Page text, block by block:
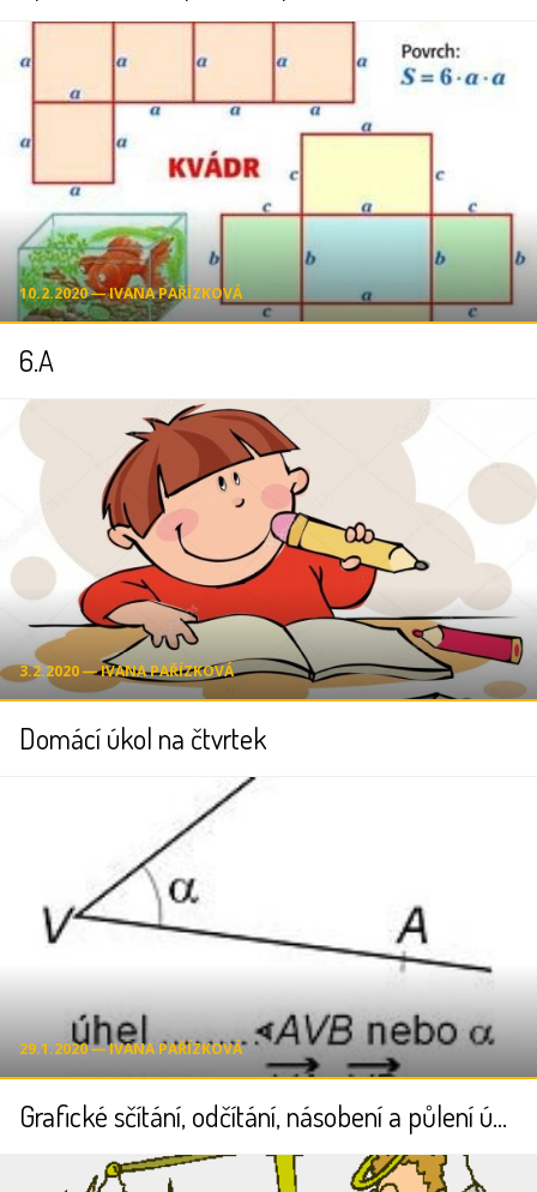
10.2.2020 ― IVANA PAŘÍZKOVÁ
6.A
3.2.2020 ― IVANA PAŘÍZKOVÁ
Domácí úkol na čtvrtek
29.1.2020 ― IVANA PAŘÍZKOVÁ
Grafické sčítání, odčítání, násobení a půlení úhlů